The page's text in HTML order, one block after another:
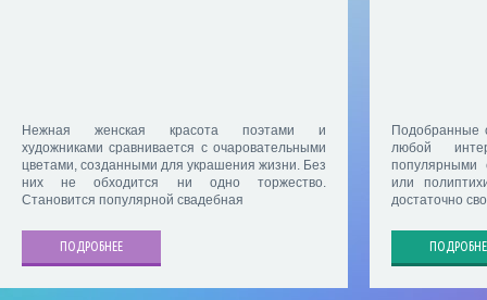
Нежная женская красота поэтами и
художниками сравнивается с очаровательными
цветами, созданными для украшения жизни. Без
них не обходится ни одно торжество.
Становится популярной свадебная
ПОДРОБНЕЕ
Подобранные
любой
популярными
или
достаточно